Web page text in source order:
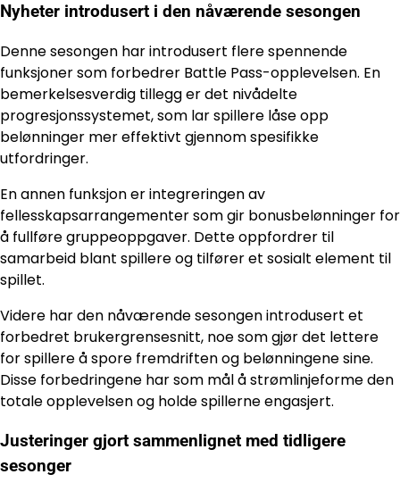
Nyheter introdusert i den nåværende sesongen
Denne sesongen har introdusert flere spennende
funksjoner som forbedrer Battle Pass-opplevelsen. En
bemerkelsesverdig tillegg er det nivådelte
progresjonssystemet, som lar spillere låse opp
belønninger mer effektivt gjennom spesifikke
utfordringer.
En annen funksjon er integreringen av
fellesskapsarrangementer som gir bonusbelønninger for
å fullføre gruppeoppgaver. Dette oppfordrer til
samarbeid blant spillere og tilfører et sosialt element til
spillet.
Videre har den nåværende sesongen introdusert et
forbedret brukergrensesnitt, noe som gjør det lettere
for spillere å spore fremdriften og belønningene sine.
Disse forbedringene har som mål å strømlinjeforme den
totale opplevelsen og holde spillerne engasjert.
Justeringer gjort sammenlignet med tidligere
sesonger